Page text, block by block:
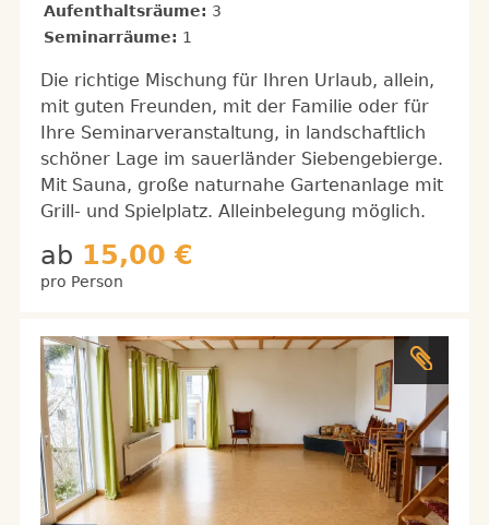
Aufenthaltsräume: 3
Seminarräume: 1
Die richtige Mischung für Ihren Urlaub, allein,
mit guten Freunden, mit der Familie oder für
Ihre Seminarveranstaltung, in landschaftlich
schöner Lage im sauerländer Siebengebierge.
Mit Sauna, große naturnahe Gartenanlage mit
Grill- und Spielplatz. Alleinbelegung möglich.
ab 15,00 €
pro Person